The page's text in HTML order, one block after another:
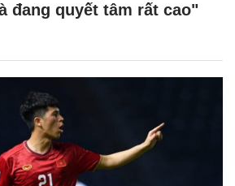
đang quyết tâm rất cao"